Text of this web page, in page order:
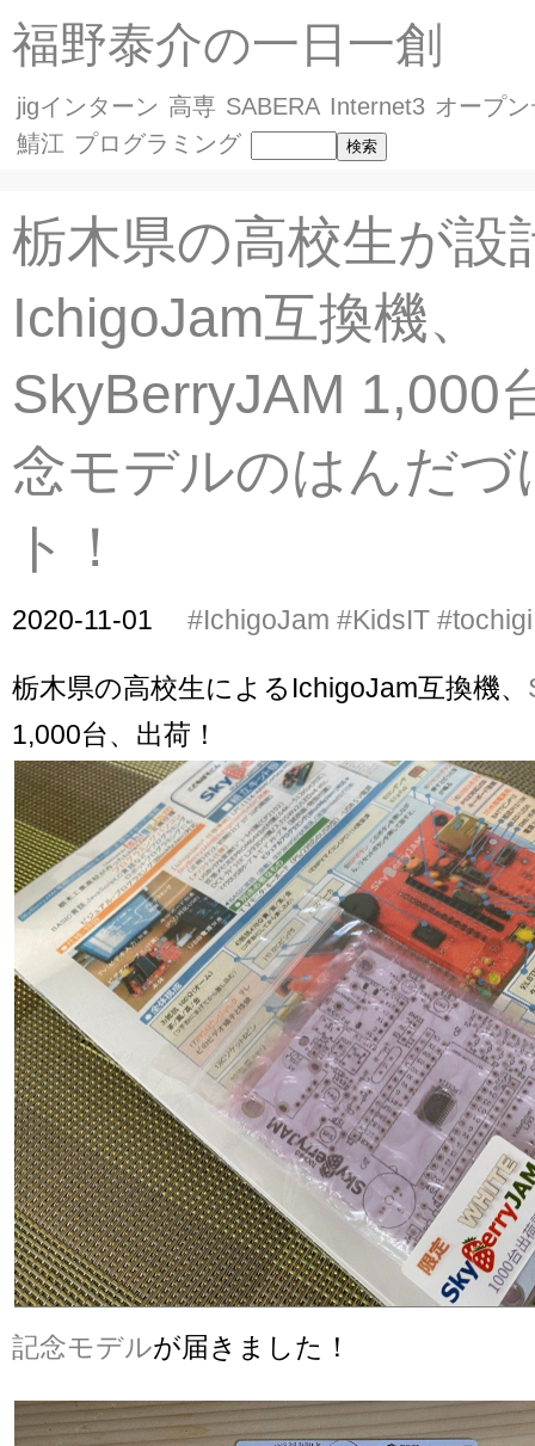
福野泰介の一日一創
jigインターン 高専 SABERA Internet3 オープ
鯖江 プログラミング
栃木県の高校生が設
IchigoJam互換機、
SkyBerryJAM 1,000
念モデルのはんだづ
ト！
2020-11-01 #IchigoJam #KidsIT #tochigi
栃木県の高校生によるIchigoJam互換機、
1,000台、出荷！
記念モデルが届きました！